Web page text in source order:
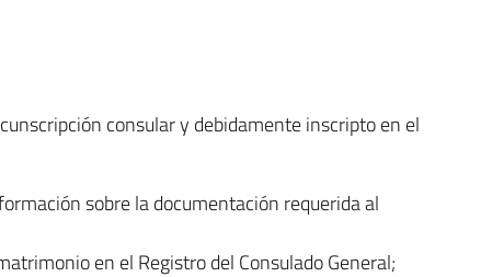
consular y debidamente inscripto en el
sobre la documentación requerida al
en el Registro del Consulado General;